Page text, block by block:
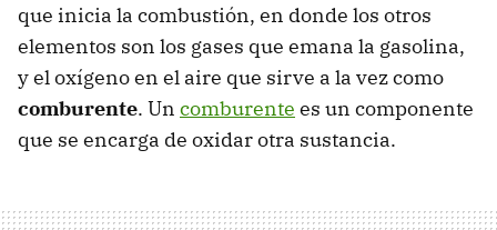
que inicia la combustión, en donde los otros
elementos son los gases que emana la gasolina,
y el oxígeno en el aire que sirve a la vez como
comburente. Un comburente es un componente
que se encarga de oxidar otra sustancia.